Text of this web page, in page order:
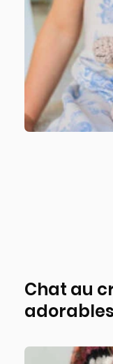
Chat au